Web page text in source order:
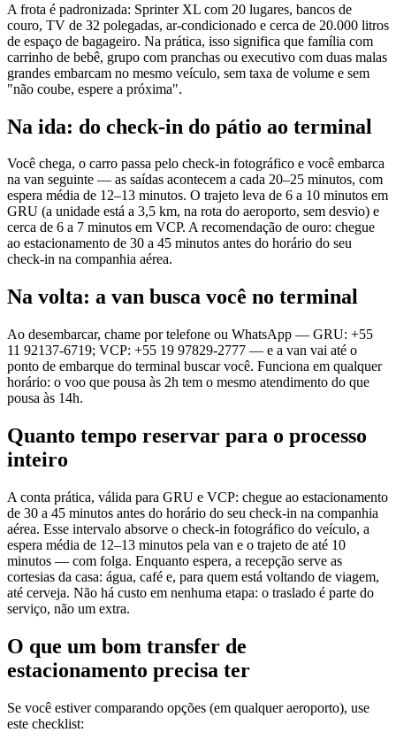
A frota é padronizada: Sprinter XL com 20 lugares, bancos de
couro, TV de 32 polegadas, ar-condicionado e cerca de 20.000 litros
de espaço de bagageiro. Na prática, isso significa que família com
carrinho de bebê, grupo com pranchas ou executivo com duas malas
grandes embarcam no mesmo veículo, sem taxa de volume e sem
"não coube, espere a próxima".
Na ida: do check-in do pátio ao terminal
Você chega, o carro passa pelo check-in fotográfico e você embarca
na van seguinte — as saídas acontecem a cada 20–25 minutos, com
espera média de 12–13 minutos. O trajeto leva de 6 a 10 minutos em
GRU (a unidade está a 3,5 km, na rota do aeroporto, sem desvio) e
cerca de 6 a 7 minutos em VCP. A recomendação de ouro: chegue
ao estacionamento de 30 a 45 minutos antes do horário do seu
check-in na companhia aérea.
Na volta: a van busca você no terminal
Ao desembarcar, chame por telefone ou WhatsApp — GRU: +55
11 92137-6719; VCP: +55 19 97829-2777 — e a van vai até o
ponto de embarque do terminal buscar você. Funciona em qualquer
horário: o voo que pousa às 2h tem o mesmo atendimento do que
pousa às 14h.
Quanto tempo reservar para o processo
inteiro
A conta prática, válida para GRU e VCP: chegue ao estacionamento
de 30 a 45 minutos antes do horário do seu check-in na companhia
aérea. Esse intervalo absorve o check-in fotográfico do veículo, a
espera média de 12–13 minutos pela van e o trajeto de até 10
minutos — com folga. Enquanto espera, a recepção serve as
cortesias da casa: água, café e, para quem está voltando de viagem,
até cerveja. Não há custo em nenhuma etapa: o traslado é parte do
serviço, não um extra.
O que um bom transfer de
estacionamento precisa ter
Se você estiver comparando opções (em qualquer aeroporto), use
este checklist: